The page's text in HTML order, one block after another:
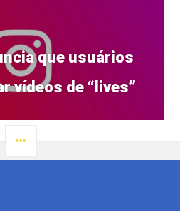
que usuários
vídeos de “lives”